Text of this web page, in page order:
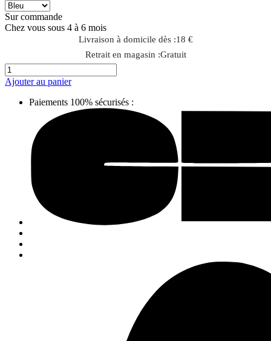
Sur commande
Chez vous sous 4 à 6 mois
Livraison à domicile dès :18 €
Retrait en magasin :Gratuit
Ajouter au panier
Paiements 100% sécurisés :